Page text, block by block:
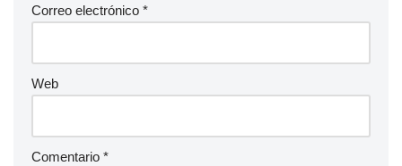
Correo electrónico *
Web
Comentario *